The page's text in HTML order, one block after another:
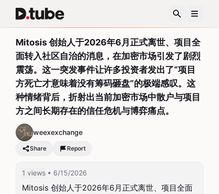
Mitosis 创始人于2026年6月正式离世、项目全
面转入社区自治的消息，在加密市场引发了剧烈
震荡。这一突发事件让许多投资者发出了“项目
方死亡才意味着没有筹码砸盘”的极端感叹。这
种情绪背后，折射出当前加密市场中散户与项目
方之间长期存在的信任危机与博弈痛点。
weexexchange
Share Report
1 views • 6/15/2026
Mitosis 创始人于2026年6月正式离世、项目全面